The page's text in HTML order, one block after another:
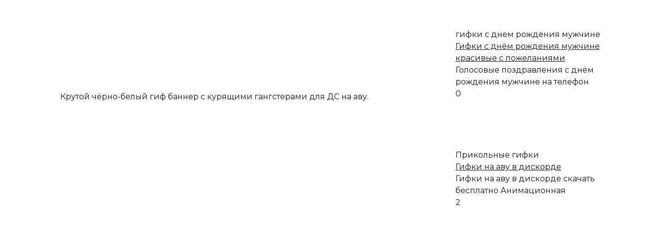
Крутой чёрно-белый гиф баннер с курящими гангстерами для ДС на аву.
гифки с днем рождения мужчине
Гифки с днём рождения мужчине
красивые с пожеланиями
Голосовые поздравления с днём
рождения мужчине на телефон
0
Прикольные гифки
Гифки на аву в дискорде
Гифки на аву в дискорде скачать
бесплатно Анимационная
2